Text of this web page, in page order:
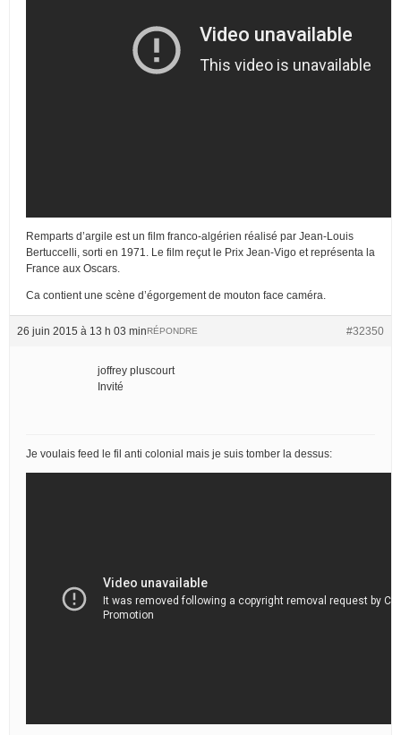
Remparts d’argile est un film franco-algérien réalisé par Jean-Louis
Bertuccelli, sorti en 1971. Le film reçut le Prix Jean-Vigo et représenta la
France aux Oscars.
Ca contient une scène d’égorgement de mouton face caméra.
26 juin 2015 à 13 h 03 min #32350
RÉPONDRE
joffrey pluscourt
Invité
Je voulais feed le fil anti colonial mais je suis tomber la dessus: